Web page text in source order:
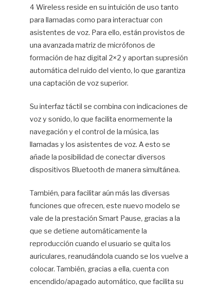
4 Wireless reside en su intuición de uso tanto
para llamadas como para interactuar con
asistentes de voz. Para ello, están provistos de
una avanzada matriz de micrófonos de
formación de haz digital 2×2 y aportan supresión
automática del ruido del viento, lo que garantiza
una captación de voz superior.
Su interfaz táctil se combina con indicaciones de
voz y sonido, lo que facilita enormemente la
navegación y el control de la música, las
llamadas y los asistentes de voz. A esto se
añade la posibilidad de conectar diversos
dispositivos Bluetooth de manera simultánea.
También, para facilitar aún más las diversas
funciones que ofrecen, este nuevo modelo se
vale de la prestación Smart Pause, gracias a la
que se detiene automáticamente la
reproducción cuando el usuario se quita los
auriculares, reanudándola cuando se los vuelve a
colocar. También, gracias a ella, cuenta con
encendido/apagado automático, que facilita su